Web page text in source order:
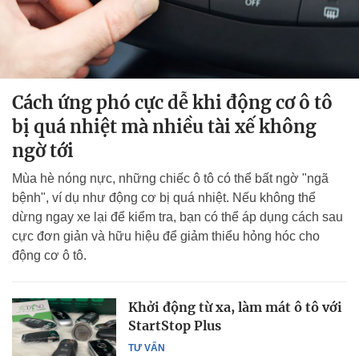
Cách ứng phó cực dễ khi động cơ ô tô
bị quá nhiệt mà nhiều tài xế không
ngờ tới
Mùa hè nóng nực, những chiếc ô tô có thể bất ngờ "ngã
bệnh", ví dụ như động cơ bị quá nhiệt. Nếu không thể
dừng ngay xe lại để kiểm tra, bạn có thể áp dụng cách sau
cực đơn giản và hữu hiệu để giảm thiểu hỏng hóc cho
động cơ ô tô.
TƯ VẤN
Khởi động từ xa, làm mát ô tô với
StartStop Plus